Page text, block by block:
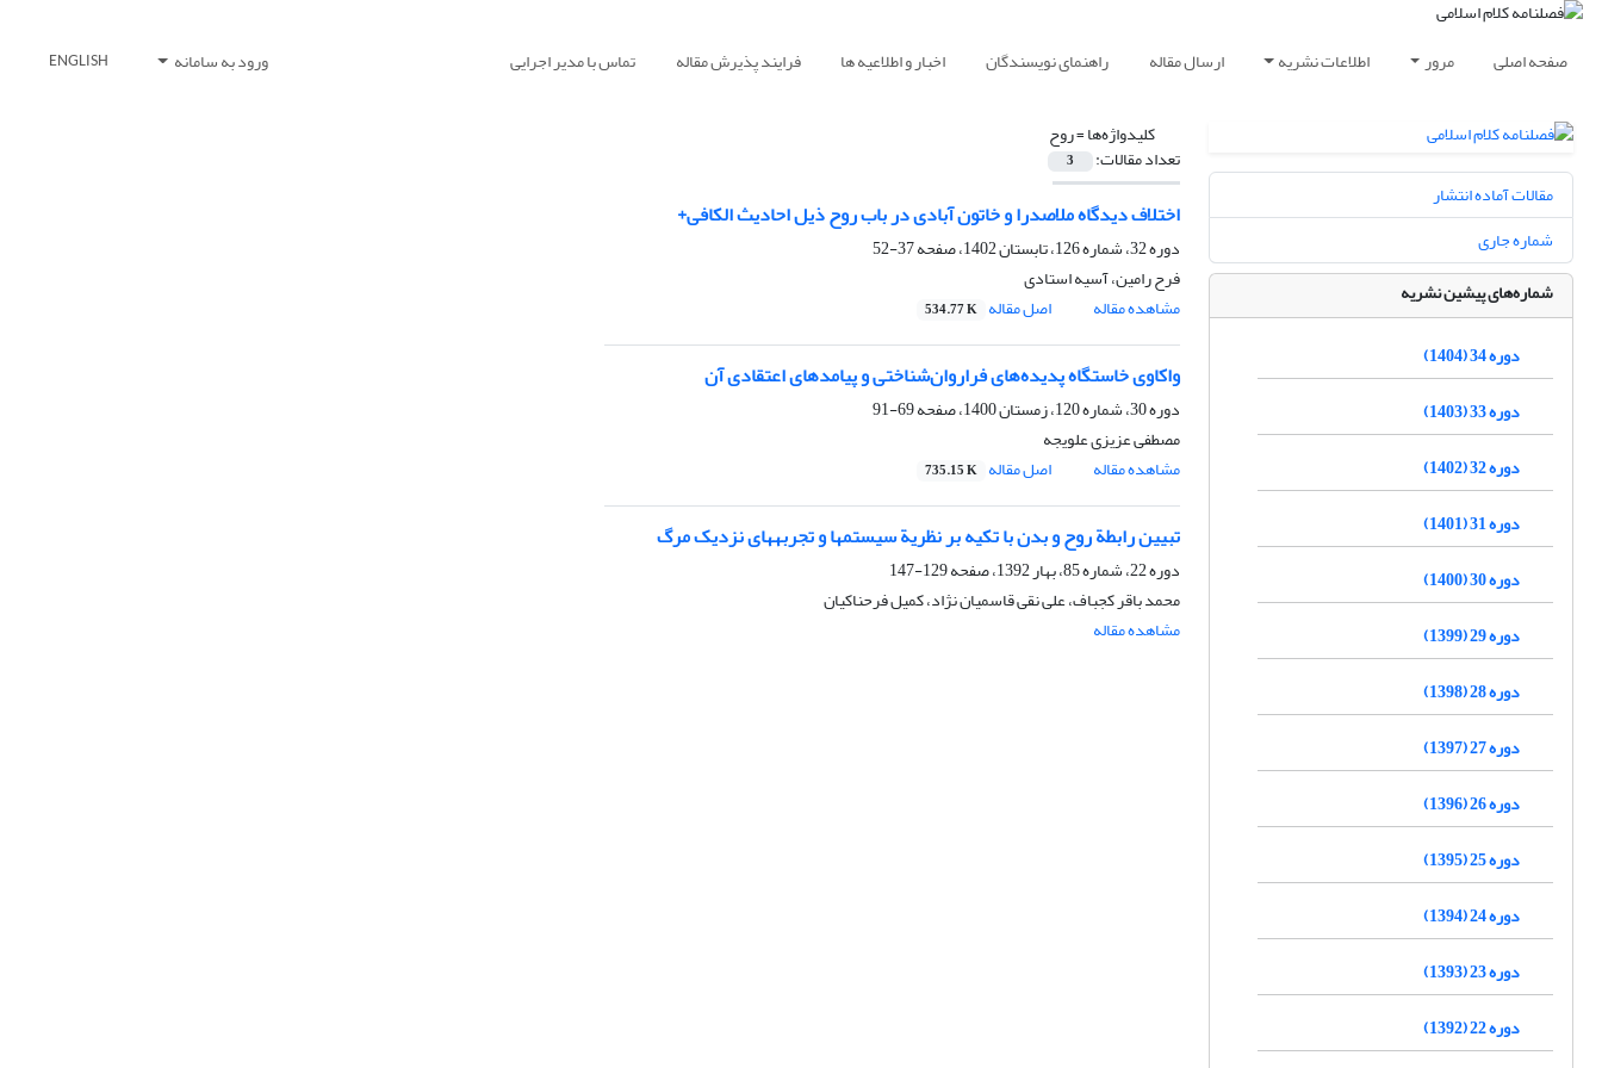
صفحه اصلی مرور اطلاعات نشریه ارسال مقاله راهنمای نویسندگان اخبار و اطلاعیه ها فرایند پذیرش مقاله تماس با مدیر اجرایی ورود به سامانه ENGLISH
کلیدواژه‌ها =روح
تعداد مقالات: 3
اختلاف دیدگاه ملاصدرا و خاتون آبادی در باب روح ذیل احادیث الکافی+
دوره 32، شماره 126، تابستان 1402، صفحه
37-52
فرح رامین، آسیه استادی
مشاهده مقاله
اصل مقاله 534.77 K
واکاوی خاستگاه پدیده‌های فراروان‌شناختی و پیامدهای اعتقادی آن
دوره 30، شماره 120، زمستان 1400، صفحه
69-91
مصطفی عزیزی علویجه
مشاهده مقاله
اصل مقاله 735.15 K
تبیین رابطة روح و بدن با تکیه بر نظریة سیستم‏ها و تجربه‏های نزدیک مرگ
دوره 22، شماره 85، بهار 1392، صفحه
129-147
محمد باقر کجباف، علی نقی قاسمیان نژاد، کمیل فرحناکیان
مشاهده مقاله
مقالات آماده انتشار
شماره جاری
شماره‌های پیشین نشریه
دوره 34 (1404)
دوره 33 (1403)
دوره 32 (1402)
دوره 31 (1401)
دوره 30 (1400)
دوره 29 (1399)
دوره 28 (1398)
دوره 27 (1397)
دوره 26 (1396)
دوره 25 (1395)
دوره 24 (1394)
دوره 23 (1393)
دوره 22 (1392)